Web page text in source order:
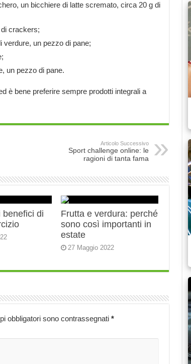
un bicchiere di latte scremato, circa 20 g di
crackers;
verdure, un pezzo di pane;
un pezzo di pane.
è bene preferire sempre prodotti integrali a
Articolo Successivo
Sport challenge online: le
ragioni di tanta fama
benefici di
Frutta e verdura: perché
sono così importanti in
estate
27 Maggio 2022
obbligatori sono contrassegnati *